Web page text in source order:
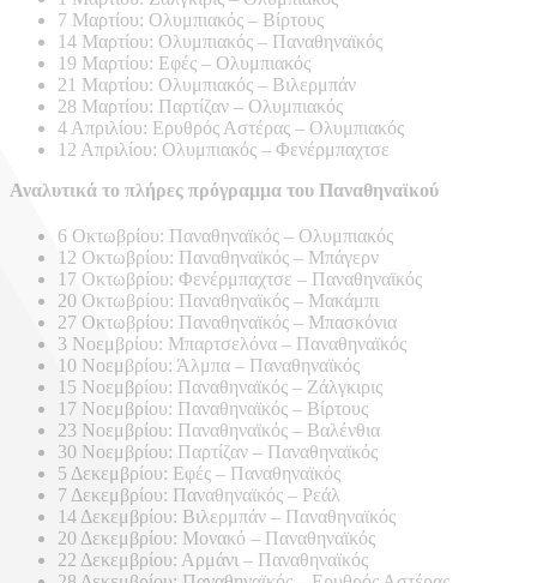
7 Μαρτίου: Ολυμπιακός – Βίρτους
14 Μαρτίου: Ολυμπιακός – Παναθηναϊκός
19 Μαρτίου: Εφές – Ολυμπιακός
21 Μαρτίου: Ολυμπιακός – Βιλερμπάν
28 Μαρτίου: Παρτίζαν – Ολυμπιακός
4 Απριλίου: Ερυθρός Αστέρας – Ολυμπιακός
12 Απριλίου: Ολυμπιακός – Φενέρμπαχτσε
Αναλυτικά το πλήρες πρόγραμμα του Παναθηναϊκού
6 Οκτωβρίου: Παναθηναϊκός – Ολυμπιακός
12 Οκτωβρίου: Παναθηναϊκός – Μπάγερν
17 Οκτωβρίου: Φενέρμπαχτσε – Παναθηναϊκός
20 Οκτωβρίου: Παναθηναϊκός – Μακάμπι
27 Οκτωβρίου: Παναθηναϊκός – Μπασκόνια
3 Νοεμβρίου: Μπαρτσελόνα – Παναθηναϊκός
10 Νοεμβρίου: Άλμπα – Παναθηναϊκός
15 Νοεμβρίου: Παναθηναϊκός – Ζάλγκιρις
17 Νοεμβρίου: Παναθηναϊκός – Βίρτους
23 Νοεμβρίου: Παναθηναϊκός – Βαλένθια
30 Νοεμβρίου: Παρτίζαν – Παναθηναϊκός
5 Δεκεμβρίου: Εφές – Παναθηναϊκός
7 Δεκεμβρίου: Παναθηναϊκός – Ρεάλ
14 Δεκεμβρίου: Βιλερμπάν – Παναθηναϊκός
20 Δεκεμβρίου: Μονακό – Παναθηναϊκός
22 Δεκεμβρίου: Αρμάνι – Παναθηναϊκός